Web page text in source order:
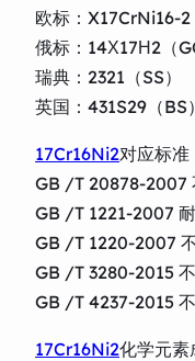
欧标：X17CrNi16-2
俄标：14Х17Н2（
瑞典：2321（SS）
英国：431S29（BS）
17Cr16Ni2对应标准
GB /T 20878-2007
GB /T 1221-2007
GB /T 1220-2007
GB /T 3280-2015
GB /T 4237-2015
17Cr16Ni2化学元素